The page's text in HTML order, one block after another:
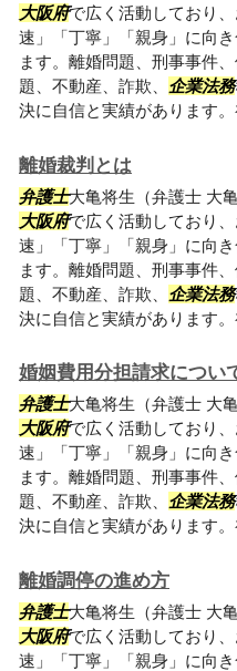
大阪府で広く活動しており
速」「丁寧」「親身」に向
ます。離婚問題、刑事事件
題、不動産、詐欺、 企業法務
決に自信と実績があります
離婚裁判とは
弁護士大亀将生（弁護士 大
大阪府で広く活動しており
速」「丁寧」「親身」に向
ます。離婚問題、刑事事件
題、不動産、詐欺、 企業法務
決に自信と実績があります
婚姻費用分担請求につい
弁護士大亀将生（弁護士 大
大阪府で広く活動しており
速」「丁寧」「親身」に向
ます。離婚問題、刑事事件
題、不動産、詐欺、 企業法務
決に自信と実績があります
離婚調停の進め方
弁護士大亀将生（弁護士 大
大阪府で広く活動しており
速」「丁寧」「親身」に向